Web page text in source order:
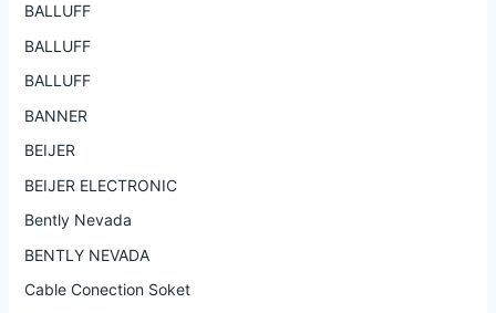
BALLUFF
BALLUFF
BALLUFF
BANNER
BEIJER
BEIJER ELECTRONIC
Bently Nevada
BENTLY NEVADA
Cable Conection Soket